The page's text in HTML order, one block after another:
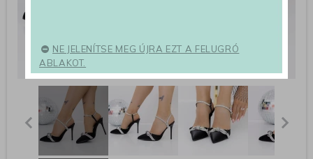
NE JELENÍTSE MEG ÚJRA EZT A FELUGRÓ
ABLAKOT.